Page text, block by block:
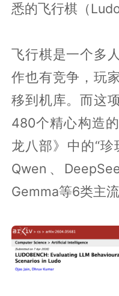
悉的飞行棋（Ludo
飞行棋是一个多
作也有竞争，玩
移到机库。而这
480个精心构造
龙八部》中的“珍
Qwen、
Gemma等6类主